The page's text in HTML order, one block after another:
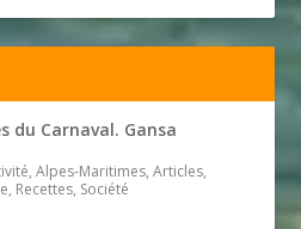
du Carnaval. Gansa
Alpes-Maritimes, Articles,
Recettes, Société